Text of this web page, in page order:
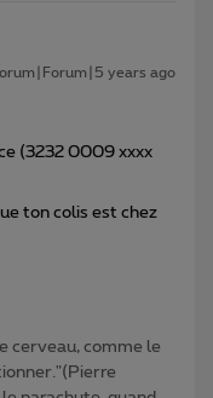
years ago
(3232 0009 xxxx
ton colis est chez
cerveau, comme le